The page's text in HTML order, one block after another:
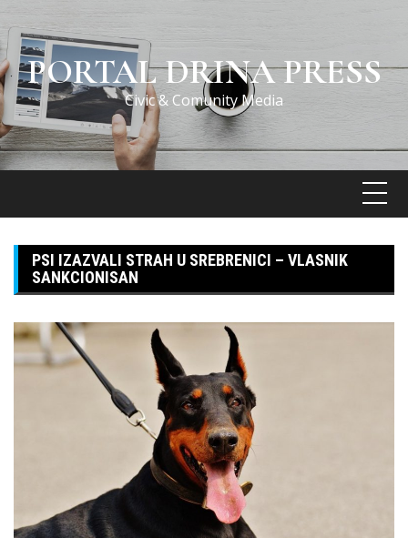
Skip
to
contentPORTAL DRINA PRESS
Civic & Comunity Media
PSI IZAZVALI STRAH U SREBRENICI – VLASNIK
SANKCIONISAN